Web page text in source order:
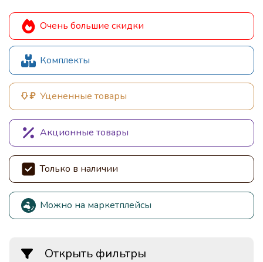
Очень большие скидки
Комплекты
Уцененные товары
Акционные товары
Только в наличии
Можно на маркетплейсы
Открыть фильтры